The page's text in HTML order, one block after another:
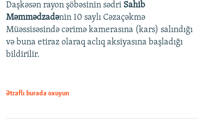
Auto 240p 360p
720p 1080p
720p
1080p
Daşkəsən rayon şöbəsinin sədri Sahib
Məmmədzadənin 10 saylı Cəzaçəkmə
Müəssisəsində cərimə kamerasına (kars) salındığı
və buna etiraz olaraq aclıq aksiyasına başladığı
bildirilir.
Ətraflı burada oxuyun